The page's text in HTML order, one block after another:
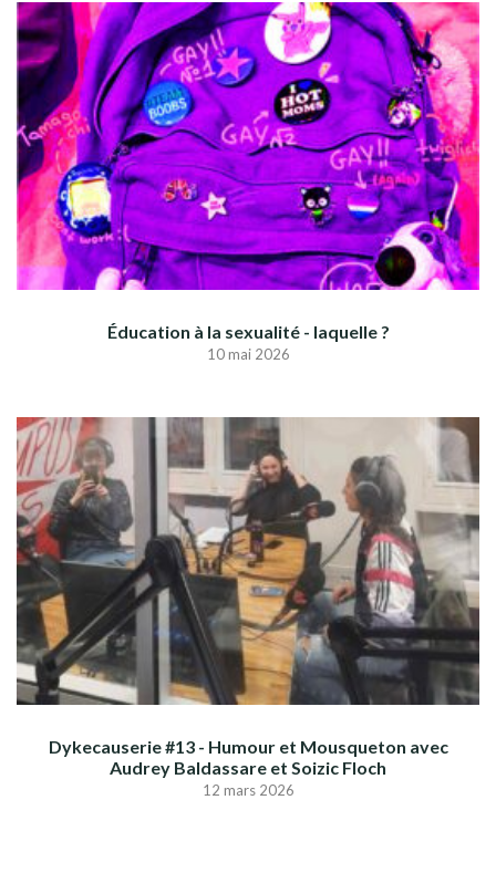
Éducation à la sexualité - laquelle ?
10 mai 2026
Dykecauserie #13 - Humour et Mousqueton avec
Audrey Baldassare et Soizic Floch
12 mars 2026